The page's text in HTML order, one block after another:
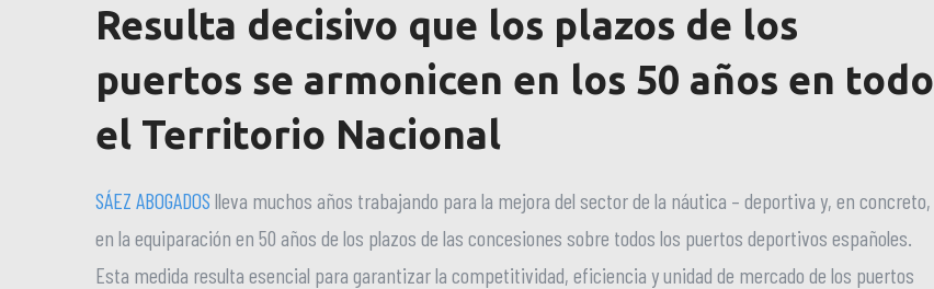
Resulta decisivo que los plazos de los
puertos se armonicen en los 50 años en todo
el Territorio Nacional
SÁEZ ABOGADOS lleva muchos años trabajando para la mejora del sector de la náutica – deportiva y, en concreto,
en la equiparación en 50 años de los plazos de las concesiones sobre todos los puertos deportivos españoles.
Esta medida resulta esencial para garantizar la competitividad, eficiencia y unidad de mercado de los puertos